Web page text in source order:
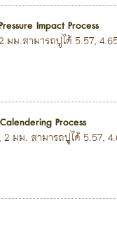
Impact Process
ม.สามารถปูได้ 5.57,
Process
มม. สามารถปูได้ 5.57,